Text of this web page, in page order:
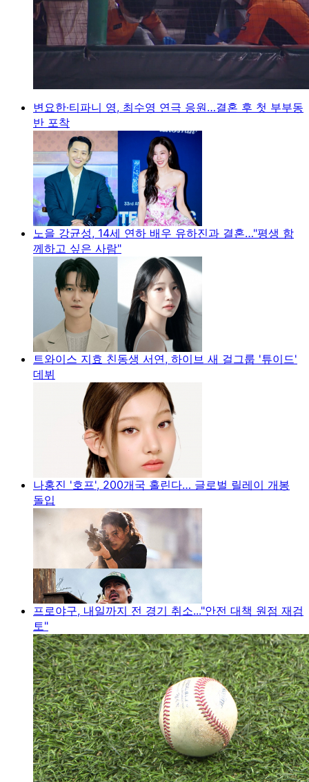
변요한·티파니 영, 최수영 연극 응원…결혼 후 첫 부부동
반 포착
노을 강균성, 14세 연하 배우 유하진과 결혼…"평생 함
께하고 싶은 사람"
트와이스 지효 친동생 서연, 하이브 새 걸그룹 '튜이드'
데뷔
나홍진 '호프', 200개국 홀린다… 글로벌 릴레이 개봉
돌입
프로야구, 내일까지 전 경기 취소..."안전 대책 원점 재검
토"